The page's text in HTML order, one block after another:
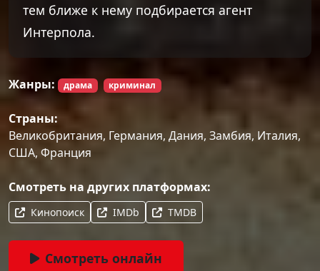
тем ближе к нему подбирается агент
Интерпола.
Жанры: драма криминал
Страны:
Великобритания, Германия, Дания, Замбия, Италия,
США, Франция
Смотреть на других платформах:
Кинопоиск IMDb TMDB
Смотреть онлайн